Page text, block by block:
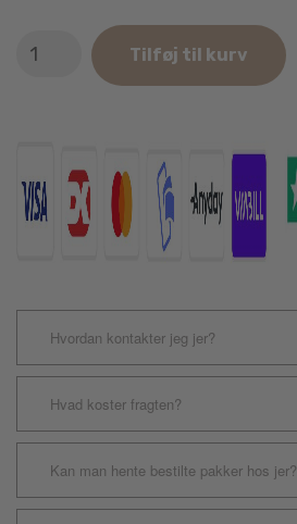
Sort
Tilføj til kurv
Hvordan kontakter jeg jer?
Hvad koster fragten?
Kan man hente bestilte pakker hos jer?